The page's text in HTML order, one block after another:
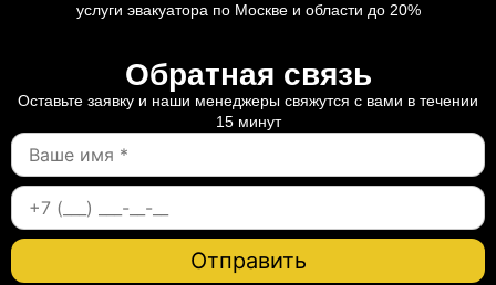
услуги эвакуатора по Москве и области до 20%
Обратная связь
Оставьте заявку и наши менеджеры свяжутся с вами в течении
15 минут